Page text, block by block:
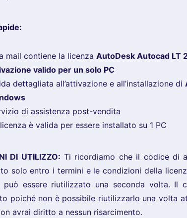
mail contiene la licenza AutoDesk Autocad LT
valido per un solo PC
dettagliata all’attivazione e all’installazione di
di assistenza post-vendita
è valida per essere installato su 1 PC
DI UTILIZZO: Ti ricordiamo che il codice di
solo entro i termini e le condizioni della
può essere riutilizzato una seconda volta. Il
poiché non è possibile riutilizzarlo una volta
avrai diritto a nessun risarcimento.